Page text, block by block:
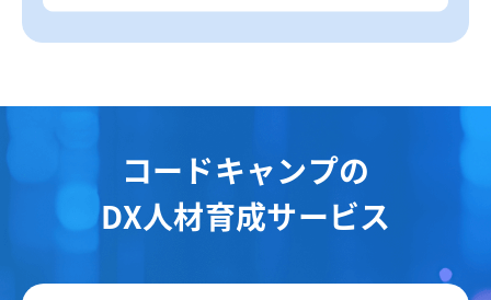
コードキャンプの
DX人材育成サービス